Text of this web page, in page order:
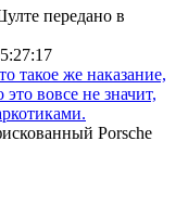
передано в
такое же наказание,
вовсе не значит,
Porsche